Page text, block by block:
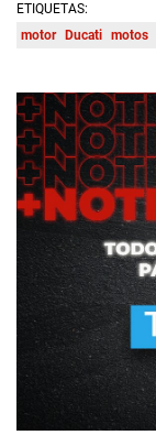
ETIQUETAS:
motor
Ducati motos